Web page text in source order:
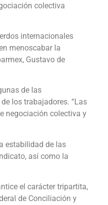
colectiva
internacionales
menoscabar la
Gustavo de
de las
los trabajadores. “Las
negociación colectiva y
estabilidad de las
así como la
el carácter tripartita,
de Conciliación y